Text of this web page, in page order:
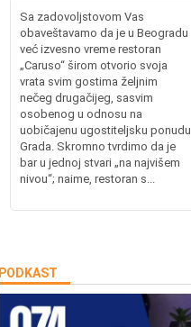
Sa zadovoljstovom Vas
obaveštavamo da je u Beogradu
već izvesno vreme restoran
„Caruso“ širom otvorio svoja
vrata svim gostima željnim
nečeg drugačijeg, sasvim
osobenog u odnosu na
uobičajenu ugostiteljsku ponudu
Grada. Skromno tvrdimo da je
bar u jednoj stvari „na najvišem
nivou“; naime, restoran s...
PODKAST